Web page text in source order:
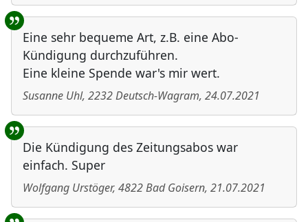
Eine sehr bequeme Art, z.B. eine Abo-
Kündigung durchzuführen.
Eine kleine Spende war's mir wert.
Susanne Uhl, 2232Deutsch-Wagram, 24.07.2021
Die Kündigung des Zeitungsabos war
einfach. Super
Wolfgang Urstöger, 4822Bad Goisern, 21.07.2021